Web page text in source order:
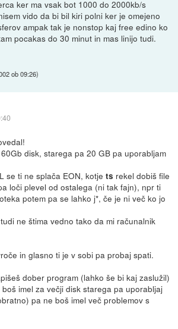
ker ma vsak bot 1000 do 2000kb/s
vido da bi bil kiri polni ker je omejeno
ampak tak je nonstop kaj free edino ko
pocakas do 30 minut in mas linijo tudi.
ob 09:26)
disk, starega pa 20 GB pa uporabljam
se ti ne splača EON, kotjets rekel dobiš file
loči plevel od ostalega (ni tak fajn), npr ti
potem pa se lahko j*, če je ni več ko jo
ne štima vedno tako da mi računalnik
in glasno ti je v sobi pa probaj spati.
dober program (lahko še bi kaj zaslužil)
imel za večji disk starega pa uporabljaj
pa ne boš imel več problemov s